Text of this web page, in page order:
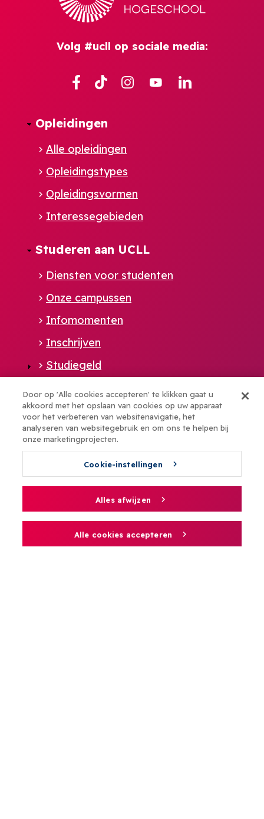
Volg #ucll op sociale media:
Facebook
TikTok Instagram
YouTube
Footer
NL
Opleidingen
Alle opleidingen
Opleidingstypes
Opleidingsvormen
Interessegebieden
Studeren aan UCLL
Diensten voor studenten
Onze campussen
Infomomenten
Inschrijven
Studiegeld
Administratie en ondersteuning
Snel naar
Bibliotheek
Wie-is-wie
Sponsoring
Door op 'Alle cookies accepteren' te klikken gaat u
akkoord met het opslaan van cookies op uw apparaat
voor het verbeteren van websitenavigatie, het
analyseren van websitegebruik en om ons te helpen bij
onze marketingprojecten.
Cookie-instellingen
Alles afwijzen
Alle cookies accepteren